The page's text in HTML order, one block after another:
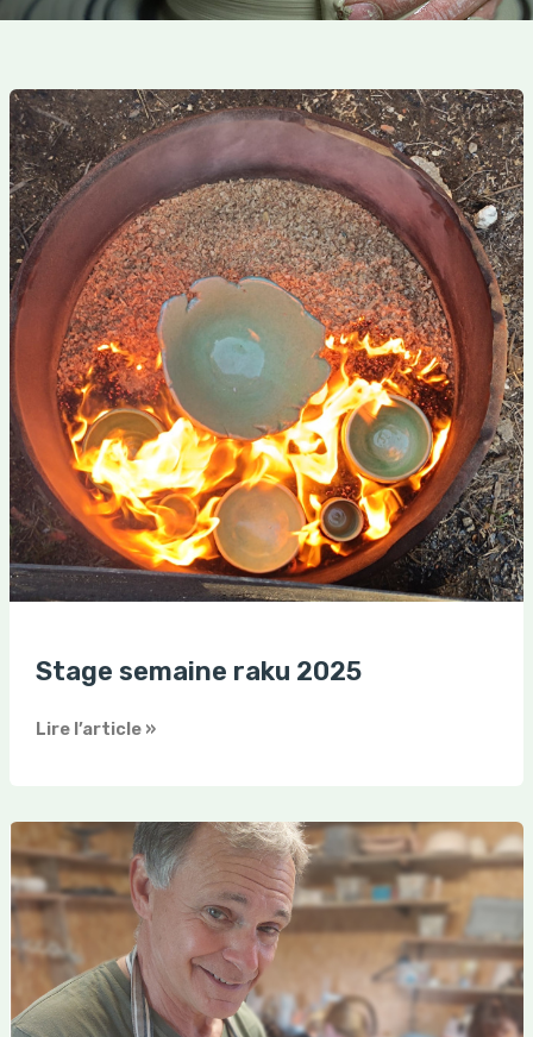
Stage semaine raku 2025
Stage semaine
raku
2025
Lire l’article »
Stage
semaine
raku
estivale
2025